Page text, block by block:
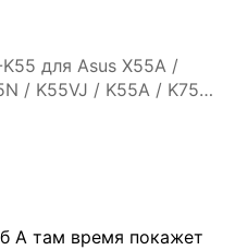
для Asus X55A /
/ K55VJ / K55A / K75VJ
/ K75VM / K45 -
А там время покажет